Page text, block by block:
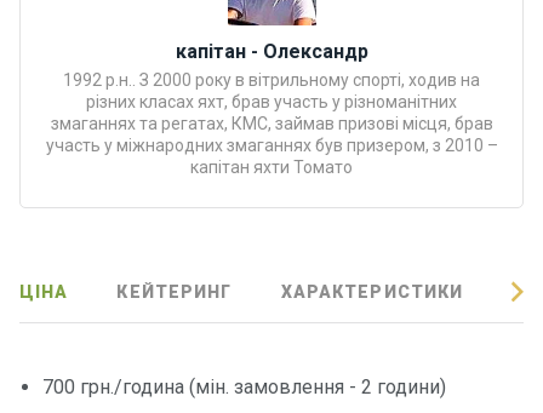
капітан - Олександр
1992 р.н.. З 2000 року в вітрильному спорті, ходив на
різних класах яхт, брав участь у різноманітних
змаганнях та регатах, КМС, займав призові місця, брав
участь у міжнародних змаганнях був призером, з 2010 –
капітан яхти Томато
ЦІНА КЕЙТЕРИНГ ХАРАКТЕРИСТИКИ
700 грн./година (мін. замовлення - 2 години)
Подару
нкові
сертифі
янки